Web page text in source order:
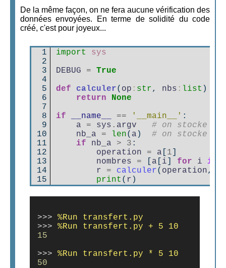
De la même façon, on ne fera aucune vérification des
données envoyées. En terme de solidité du code
créé, c'est pour joyeux...
1
2
3
4
5
6
7
8
9
10
11
12
13
14
15
import
sys
DEBUG
=
True
def
calculer( op : str, nbs : list )
return
None
if
__name__ == '__main__' :
a
= sys . argv
# on stocke le
nb_a
= len( a )
# on stocke le
if
nb_a > 3 :
operation
= a 1
nombres
= a i for i in
r
= calculer ( operation,
print ( r )
>>>
>>>
15
>>>
50